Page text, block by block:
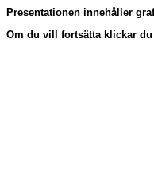
Presentationen innehåller
Om du vill fortsätta klickar du